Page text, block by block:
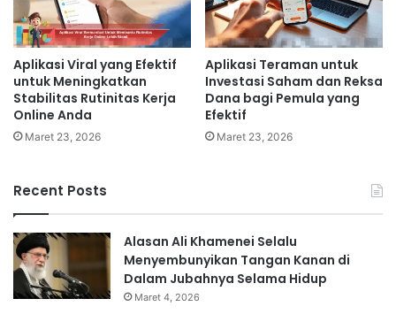
Aplikasi Viral yang Efektif
untuk Meningkatkan
Stabilitas Rutinitas Kerja
Online Anda
Maret 23, 2026
Aplikasi Teraman untuk
Investasi Saham dan Reksa
Dana bagi Pemula yang
Efektif
Maret 23, 2026
Recent Posts
Alasan Ali Khamenei Selalu
Menyembunyikan Tangan Kanan di
Dalam Jubahnya Selama Hidup
Maret 4, 2026